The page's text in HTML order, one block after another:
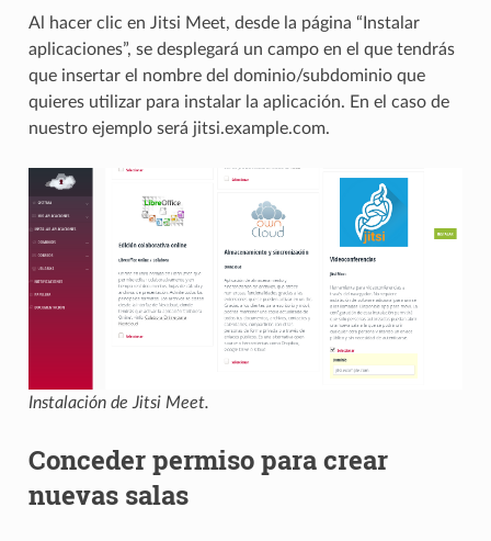
Al hacer clic en Jitsi Meet, desde la página “Instalar
aplicaciones”, se desplegará un campo en el que tendrás
que insertar el nombre del dominio/subdominio que
quieres utilizar para instalar la aplicación. En el caso de
nuestro ejemplo será jitsi.example.com.
Instalación de Jitsi Meet.
Conceder permiso para crear
nuevas salas